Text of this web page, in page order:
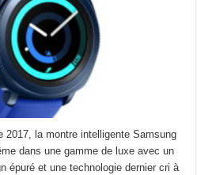
2017, la montre intelligente Samsung
dans une gamme de luxe avec un
épuré et une technologie dernier cri à